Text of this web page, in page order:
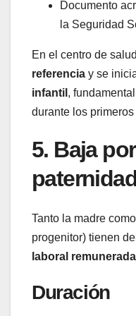
Documento
la Seguridad
En el centro de
referencia y se
infantil ,
durante los primeros
5. Baja
Tanto la madre
progenitor) tienen
laboral remunerada
Duración